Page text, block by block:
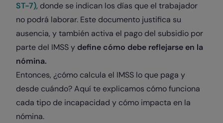
ST-7), donde se indican los días que el trabajador
no podrá laborar. Este documento justifica su
ausencia, y también activa el pago del subsidio por
parte del IMSS y define cómo debe reflejarse en la
nómina.
Entonces, ¿cómo calcula el IMSS lo que paga y
desde cuándo? Aquí te explicamos cómo funciona
cada tipo de incapacidad y cómo impacta en la
nómina.